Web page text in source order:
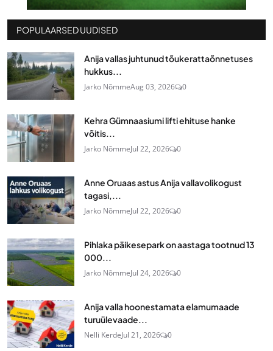
POPULAARSED UUDISED
Anija vallas juhtunud tõukerattaõnnetuses
hukkus...
Jarko NõmmeAug 03, 2026 0
Kehra Gümnaasiumi lifti ehituse hanke
võitis...
Jarko NõmmeJul 22, 2026 0
Anne Oruaas astus Anija vallavolikogust
tagasi,...
Jarko NõmmeJul 22, 2026 0
Pihlaka päikesepark on aastaga tootnud 13
000...
Jarko NõmmeJul 24, 2026 0
Anija valla hoonestamata elamumaade
turuülevaade...
Nelli KerdeJul 21, 2026 0